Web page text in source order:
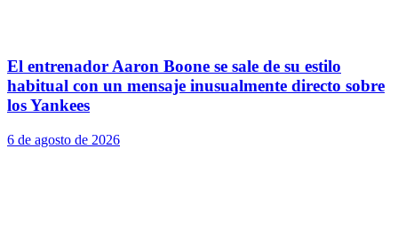
El entrenador Aaron Boone se sale de su estilo
habitual con un mensaje inusualmente directo sobre
los Yankees
6 de agosto de 2026